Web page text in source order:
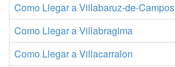
Como Llegar a Villabaruz-de-Campos
Como Llegar a Villabragima
Como Llegar a Villacarralon